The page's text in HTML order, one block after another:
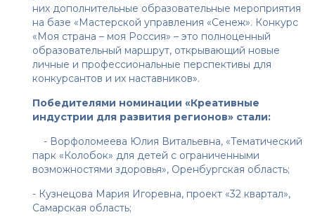
них дополнительные образовательные мероприятия
на базе «Мастерской управления «Сенеж». Конкурс
«Моя страна – моя Россия» – это полноценный
образовательный маршрут, открывающий новые
личные и профессиональные перспективы для
конкурсантов и их наставников».
Победителями номинации «Креативные
индустрии для развития регионов» стали:
- Ворфоломеева Юлия Витальевна, «Тематический
парк «Колобок» для детей с ограниченными
возможностями здоровья», Оренбургская область;
- Кузнецова Мария Игоревна, проект «32 квартал»,
Самарская область;